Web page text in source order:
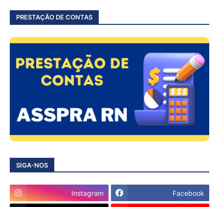
PRESTAÇÃO DE CONTAS
SIGA-NOS
Instagram Facebook